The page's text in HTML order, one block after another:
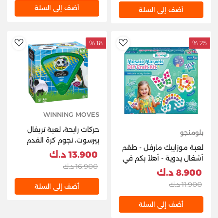
أضف إلى السلة أضف إلى السلة
AddToWishlist
25 %
بلومنجو
لعبة موزاييك مارفل - طقم
أشغال يدوية - أهلاً بكم في
حديقتي
8.900 د.ك
11.900 د.ك
أضف إلى السلة
18 %
WINNING MOVES
حركات رابحة، لعبة تريفال
بيرسوت، نجوم كرة القدم
العالمية
13.900 د.ك
16.900 د.ك
أضف إلى السلة